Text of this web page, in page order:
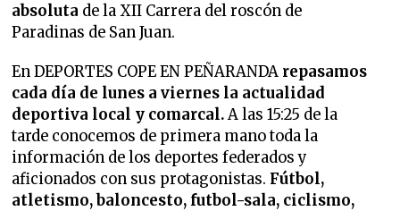
absoluta de la XII Carrera del roscón de
Paradinas de San Juan.
En DEPORTES COPE EN PEÑARANDA repasamos
cada día de lunes a viernes la actualidad
deportiva local y comarcal.A las 15:25 de la
tarde conocemos de primera mano toda la
información de los deportes federados y
aficionados con sus protagonistas. Fútbol,
atletismo, baloncesto, futbol-sala, ciclismo,